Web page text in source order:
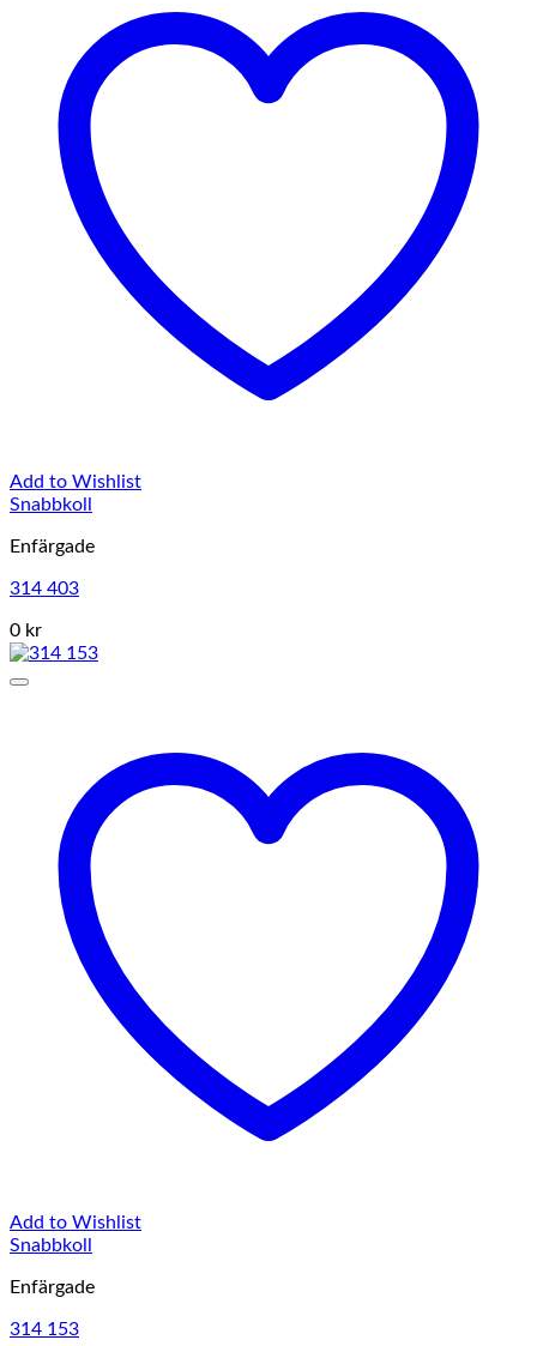
Add to Wishlist
Snabbkoll
Enfärgade
314 403
0 kr
Add to Wishlist
Snabbkoll
Enfärgade
314 153